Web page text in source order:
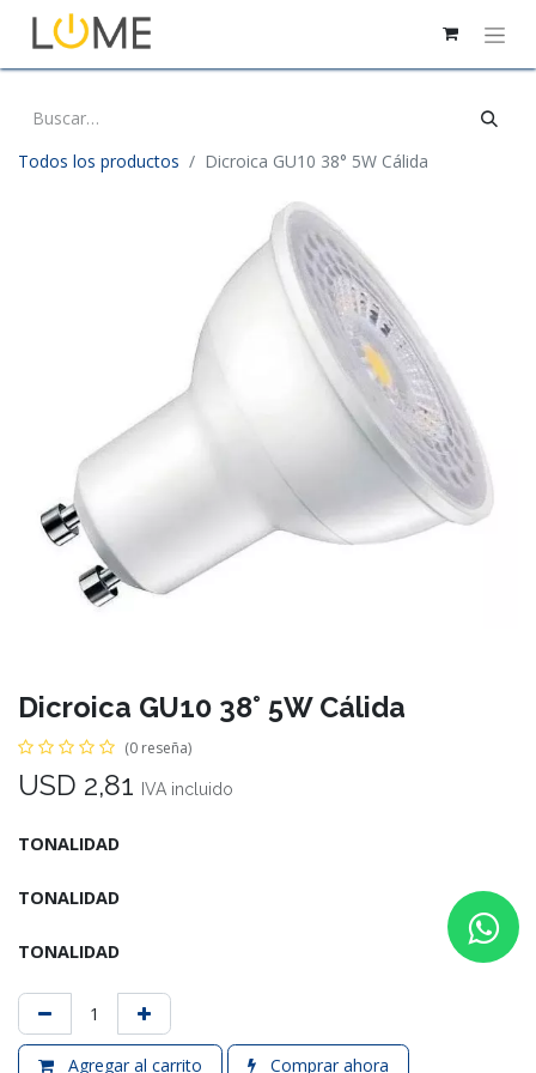
Todos los productos Dicroica GU10 38° 5W Cálida
Dicroica GU10 38° 5W Cálida
(0 reseña)
USD 2,81 IVA incluido
TONALIDAD
TONALIDAD
TONALIDAD
Agregar al carrito Comprar ahora